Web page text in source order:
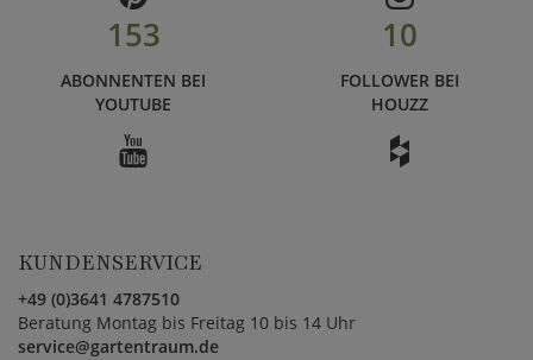
153
ABONNENTEN BEI
YOUTUBE
10
FOLLOWER BEI
HOUZZ
KUNDENSERVICE
+49 (0)3641 4787510
Beratung Montag bis Freitag 10 bis 14 Uhr
service@gartentraum.de